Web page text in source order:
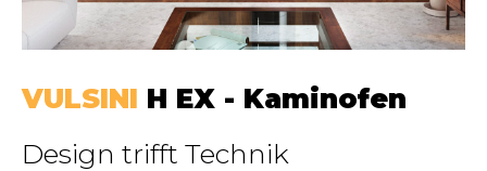
VULSINI H EX - Kaminofen
Design trifft Technik